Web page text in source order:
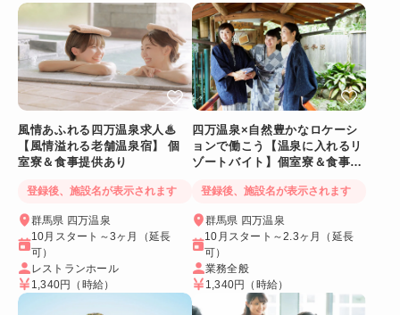
風情あふれる四万温泉求人♨
【風情溢れる老舗温泉宿】 個
室寮＆食事提供あり
登録後、施設名が表示されます
群馬県 四万温泉
10月スタート～3ヶ月（延長
可）
レストランホール
1,340円 （時給）
四万温泉×自然豊かなロケーシ
ョンで働こう【温泉に入れるリ
ゾートバイト】個室寮＆食事提
登録後、施設名が表示されます
群馬県 四万温泉
10月スタート～2.3ヶ月（延長
可）
業務全般
1,340円 （時給）